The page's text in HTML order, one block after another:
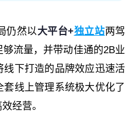
仍然以大平台+独立站两驾
流量，并带动佳通的2B业
下打造的品牌效应迅速活
线上管理系统极大优化了
经营。